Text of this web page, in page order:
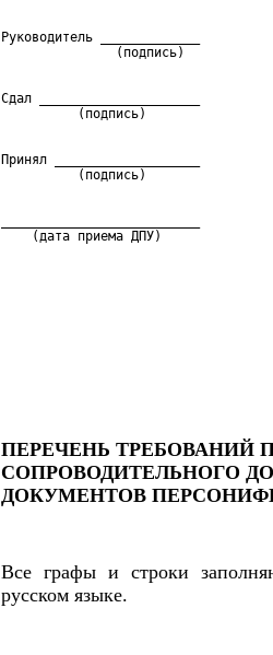
Руководитель _____________
Сдал _____________________
Принял ___________________
    (дата приема ДПУ)
ПЕРЕЧЕНЬ ТРЕБОВАНИЙ
СОПРОВОДИТЕЛЬНОГО
ДОКУМЕНТОВ
Все графы и строки
русском языке.